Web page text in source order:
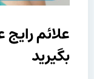
علائم رایج
بگیرید